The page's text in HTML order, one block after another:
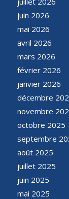
juin 2026
mai 2026
avril 2026
mars 2026
février 2026
janvier 2026
décembre
novembre
octobre 2025
septembre
août 2025
juillet 2025
juin 2025
mai 2025